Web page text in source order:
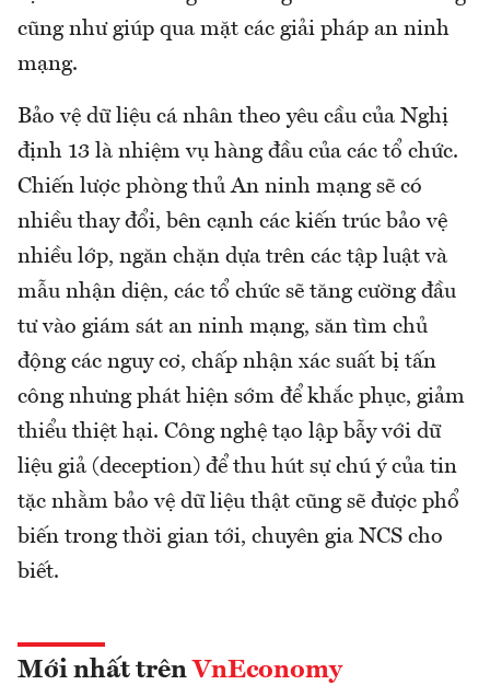
cũng như giúp qua mặt các giải pháp an ninh
mạng.
Bảo vệ dữ liệu cá nhân theo yêu cầu của Nghị
định 13 là nhiệm vụ hàng đầu của các tổ chức.
Chiến lược phòng thủ An ninh mạng sẽ có
nhiều thay đổi, bên cạnh các kiến trúc bảo vệ
nhiều lớp, ngăn chặn dựa trên các tập luật và
mẫu nhận diện, các tổ chức sẽ tăng cường đầu
tư vào giám sát an ninh mạng, săn tìm chủ
động các nguy cơ, chấp nhận xác suất bị tấn
công nhưng phát hiện sớm để khắc phục, giảm
thiểu thiệt hại. Công nghệ tạo lập bẫy với dữ
liệu giả (deception) để thu hút sự chú ý của tin
tặc nhằm bảo vệ dữ liệu thật cũng sẽ được phổ
biến trong thời gian tới, chuyên gia NCS cho
biết.
Mới nhất trên VnEconomy